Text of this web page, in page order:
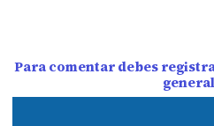
Para comentar debes